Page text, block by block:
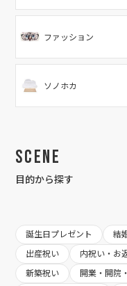
ファッション
ソノホカ
Scene
目的から探す
誕生日プレゼント 結
出産祝い
内祝い・お
新築祝い
開業・開院